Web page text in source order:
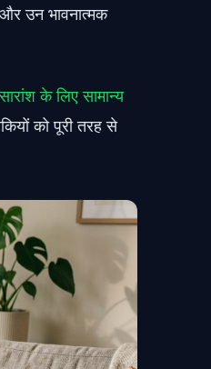
उन भावनात्मक
के लिए सामान्य
को पूरी तरह से